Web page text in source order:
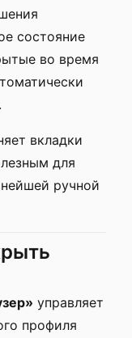
состояние
во время
вкладки
для
ручной
управляет
профиля